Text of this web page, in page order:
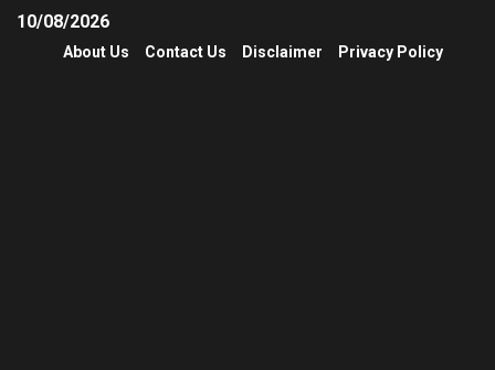
10/08/2026
About Us Contact Us Disclaimer Privacy Policy